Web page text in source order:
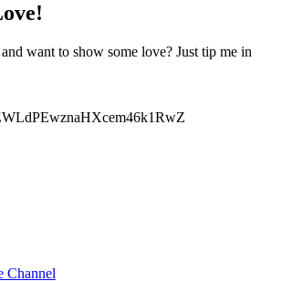
want to show some love? Just tip me in
Channel